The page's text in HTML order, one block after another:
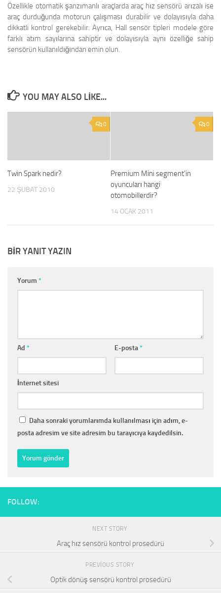
Özellikle otomatik şanzımanlı araçlarda araç hız sensörü arızalı ise
araç durduğunda motorun çalışması durabilir ve dolayısıyla daha
dikkatli kontrol gerekebilir. Ayrıca, Hall sensör tipleri modele göre
farklı atım sayılarına sahiptir ve dolayısıyla aynı özelliğe sahip
sensörün kullanıldığından emin olun.
YOU MAY ALSO LIKE...
0
Twin Spark nedir?
22 ŞUBAT 2010
0
Premium Mini segment’in
oyuncuları hangi
otomobillerdir?
14 OCAK 2011
BIR YANIT YAZIN
Yorum *
Ad * E-posta*
İnternet sitesi
Daha sonraki yorumlarımda kullanılması için adım, e-
posta adresim ve site adresim bu tarayıcıya kaydedilsin.
FOLLOW:
NEXT STORY
Araç hız sensörü kontrol prosedürü
PREVIOUS STORY
Optik dönüş sensörü kontrol prosedürü